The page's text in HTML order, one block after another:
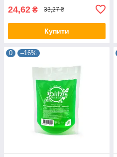
24,62 ₴ 33,27 ₴
Купити
0 –16%